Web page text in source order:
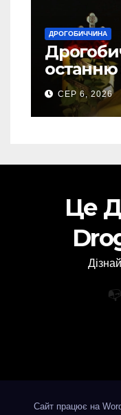
ДРОГОБИЧЧИНА
свого
СЕР 6, 2026
Це
📭
Сайт працює на